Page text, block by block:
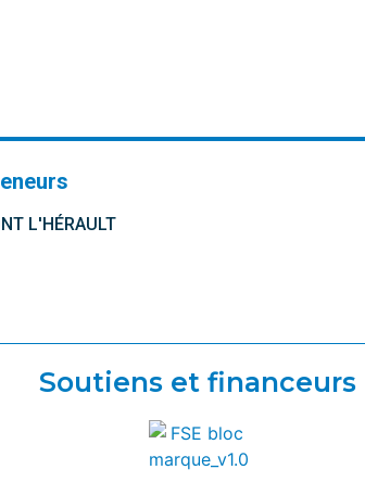
L'HÉRAULT
Soutiens et financeurs